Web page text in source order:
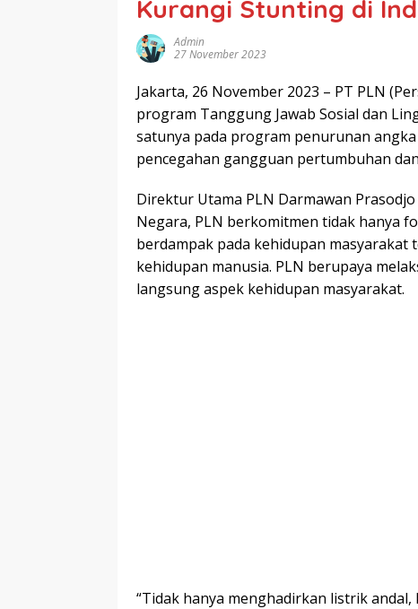
Kurangi Stunting di
Admin
27 November 2023
Jakarta, 26 November 2023 – PT PLN
program Tanggung Jawab Sosial dan
satunya pada program penurunan
pencegahan gangguan pertumbuhan
Direktur Utama PLN Darmawan
Negara, PLN berkomitmen tidak hanya
berdampak pada kehidupan masyarakat
kehidupan manusia. PLN berupaya
langsung aspek kehidupan masyarakat.
“Tidak hanya menghadirkan listrik